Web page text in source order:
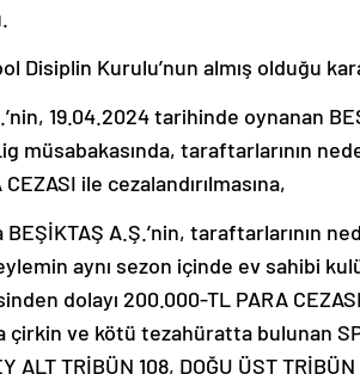
Disiplin Kurulu’nun almış olduğu
19.04.2024 tarihinde oynanan
müsabakasında, taraftarlarının
ile cezalandırılmasına,
BEŞİKTAŞ A.Ş.’nin, taraftarlarının
aynı sezon içinde ev sahibi
dolayı 200.000-TL PARA CEZASI
çirkin ve kötü tezahüratta bulunan
ALT TRİBÜN 108, DOĞU ÜST